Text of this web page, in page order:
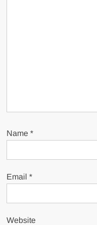
Name*
Email*
Website